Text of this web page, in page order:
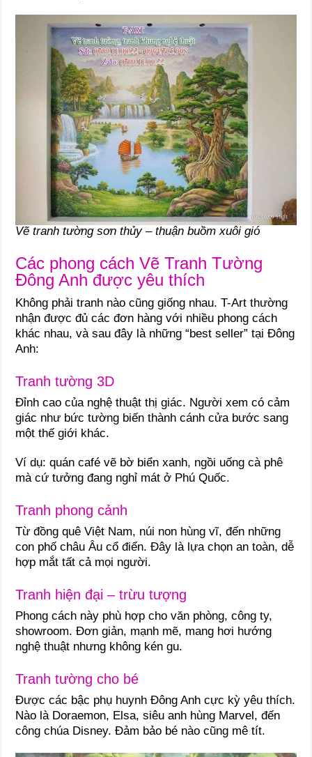
Vẽ tranh tường sơn thủy – thuận buồm xuôi gió
Các phong cách Vẽ Tranh Tường
Đông Anh được yêu thích
Không phải tranh nào cũng giống nhau. T-Art thường
nhận được đủ các đơn hàng với nhiều phong cách
khác nhau, và sau đây là những “best seller” tại Đông
Anh:
Tranh tường 3D
Đỉnh cao của nghệ thuật thị giác. Người xem có cảm
giác như bức tường biến thành cánh cửa bước sang
một thế giới khác.
Ví dụ: quán café vẽ bờ biển xanh, ngồi uống cà phê
mà cứ tưởng đang nghỉ mát ở Phú Quốc.
Tranh phong cảnh
Từ đồng quê Việt Nam, núi non hùng vĩ, đến những
con phố châu Âu cổ điển. Đây là lựa chọn an toàn, dễ
hợp mắt tất cả mọi người.
Tranh hiện đại – trừu tượng
Phong cách này phù hợp cho văn phòng, công ty,
showroom. Đơn giản, mạnh mẽ, mang hơi hướng
nghệ thuật nhưng không kén gu.
Tranh tường cho bé
Được các bậc phụ huynh Đông Anh cực kỳ yêu thích.
Nào là Doraemon, Elsa, siêu anh hùng Marvel, đến
công chúa Disney. Đảm bảo bé nào cũng mê tít.